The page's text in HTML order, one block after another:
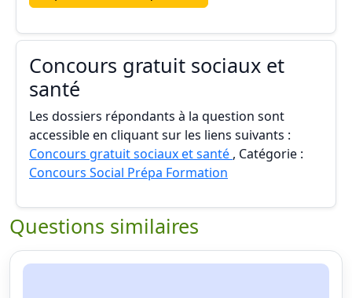
Concours gratuit sociaux et
santé
Les dossiers répondants à la question sont
accessible en cliquant sur les liens suivants :
Concours gratuit sociaux et santé , Catégorie :
Concours Social Prépa Formation
Questions similaires